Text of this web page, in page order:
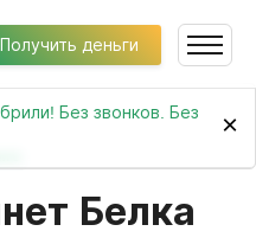
Получить деньги
Без звонков. Без
×
Белка